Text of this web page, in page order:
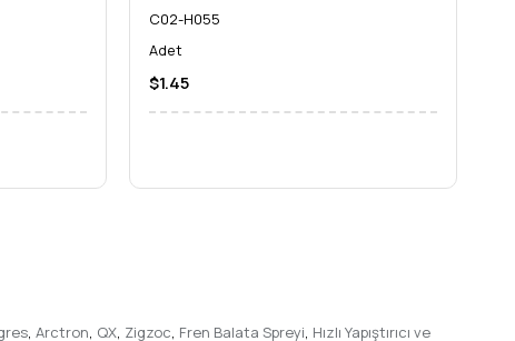
yerini hak ediyor. Hemen sipariş verin ve işlerinizi
C02-H055
Adet
$1.45
, Arctron, QX, Zigzoc, Fren Balata Spreyi, Hızlı Yapıştırıcı ve